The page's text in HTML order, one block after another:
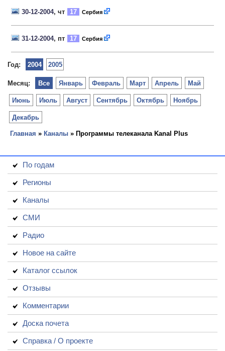
30-12-2004, чт 17 Сербия
31-12-2004, пт 17 Сербия
Год: 2004 2005
Месяц: Январь Февраль Март Апрель Май
Июнь Июль Август Сентябрь Октябрь Ноябрь
Декабрь
Все
Главная » Каналы » Программы телеканала Kanal Plus
По годам
Регионы
Каналы
СМИ
Радио
Новое на сайте
Каталог ссылок
Отзывы
Комментарии
Доска почета
Справка / О проекте